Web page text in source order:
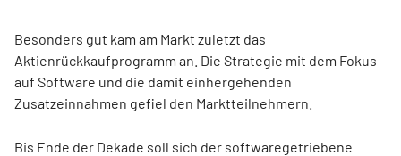
Besonders gut kam am Markt zuletzt das
Aktienrückkaufprogramm an. Die Strategie mit dem Fokus
auf Software und die damit einhergehenden
Zusatzeinnahmen gefiel den Marktteilnehmern.
Bis Ende der Dekade soll sich der softwaregetriebene